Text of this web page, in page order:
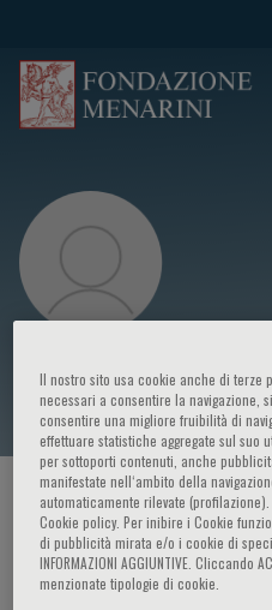
Valter Pagani
HOME PAGE / CURSOS Y
Il nostro sito usa cookie anche di terze
necessari a consentire la navigazione,
consentire una migliore fruibilità di
effettuare statistiche aggregate sul suo
per sottoporti contenuti, anche
manifestate nell‘ambito della
automaticamente rilevate
Cookie policy. Per inibire i Cookie
di pubblicità mirata e/o i cookie di
INFORMAZIONI AGGIUNTIVE. Cliccando
menzionate tipologie di cookie.